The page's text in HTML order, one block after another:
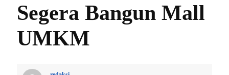
Segera Bangun Mall
UMKM